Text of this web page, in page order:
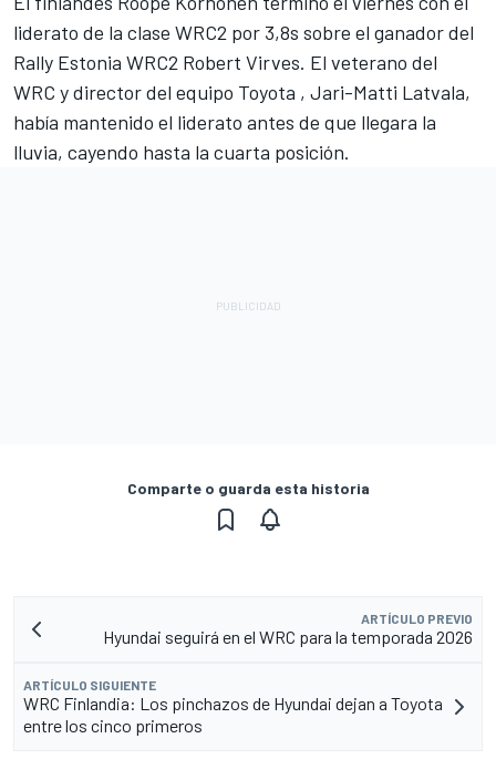
liderato de la clase WRC2 por 3,8s sobre el ganador del
Rally Estonia WRC2 Robert Virves. El veterano del
WRC y director del equipo Toyota , Jari-Matti Latvala,
había mantenido el liderato antes de que llegara la
lluvia, cayendo hasta la cuarta posición.
Comparte o guarda esta historia
ARTÍCULO PREVIO
Hyundai seguirá en el WRC para la temporada 2026
ARTÍCULO SIGUIENTE
WRC Finlandia: Los pinchazos de Hyundai dejan a Toyota
entre los cinco primeros